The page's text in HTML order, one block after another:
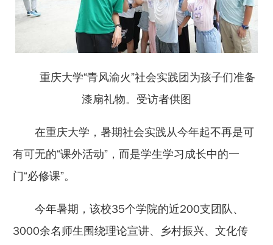
重庆大学“青风渝火”社会实践团为孩子们准备
漆扇礼物。受访者供图
在重庆大学，暑期社会实践从今年起不再是可
有可无的“课外活动”，而是学生学习成长中的一
门“必修课”。
今年暑期，该校35个学院的近200支团队、
3000余名师生围绕理论宣讲、乡村振兴、文化传